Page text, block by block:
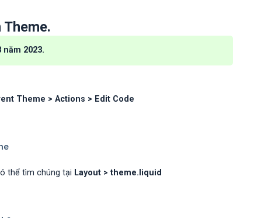
2023.
Theme > Actions > Edit Code
thể tìm chúng tại Layout > theme.liquid